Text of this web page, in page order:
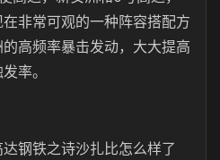
非常可观的一种阵容搭配方
高频率暴击发动，大大提高
率。
钢铁之诗沙扎比怎么样了